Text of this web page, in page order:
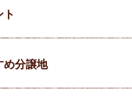
ト
め分譲地